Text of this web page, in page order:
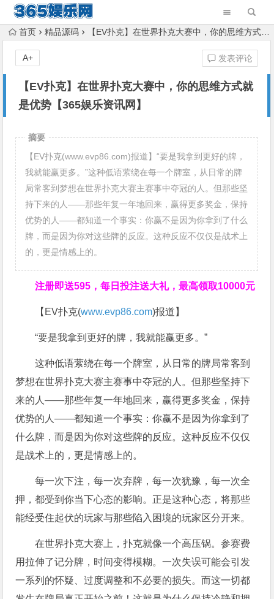
首页 精品源码 【EV扑克】在世界扑克大赛中，你的思维方式就是优势【365娱乐资讯网】
【EV扑克】在世界扑克大赛中，你的思维方式就
是优势【365娱乐资讯网】
发表评论
A+
摘要
【EV扑克(www.evp86.com)报道】“要是我拿到更好的牌，
我就能赢更多。”这种低语萦绕在每一个牌室，从日常的牌
局常客到梦想在世界扑克大赛主赛事中夺冠的人。但那些坚
持下来的人——那些年复一年地回来，赢得更多奖金，保持
优势的人——都知道一个事实：你赢不是因为你拿到了什么
牌，而是因为你对这些牌的反应。这种反应不仅仅是战术上
的，更是情感上的。
注册即送595，每日投注送大礼，最高领取10000元
【EV扑克(www.evp86.com)报道】
“要是我拿到更好的牌，我就能赢更多。”
这种低语萦绕在每一个牌室，从日常的牌局常客到
梦想在世界扑克大赛主赛事中夺冠的人。但那些坚持下
来的人——那些年复一年地回来，赢得更多奖金，保持
优势的人——都知道一个事实：你赢不是因为你拿到了
什么牌，而是因为你对这些牌的反应。这种反应不仅仅
是战术上的，更是情感上的。
每一次下注，每一次弃牌，每一次犹豫，每一次全
押，都受到你当下心态的影响。正是这种心态，将那些
能经受住起伏的玩家与那些陷入困境的玩家区分开来。
在世界扑克大赛上，扑克就像一个高压锅。参赛费
用拉伸了记分牌，时间变得模糊。一次失误可能会引发
一系列的怀疑、过度调整和不必要的损失。而这一切都